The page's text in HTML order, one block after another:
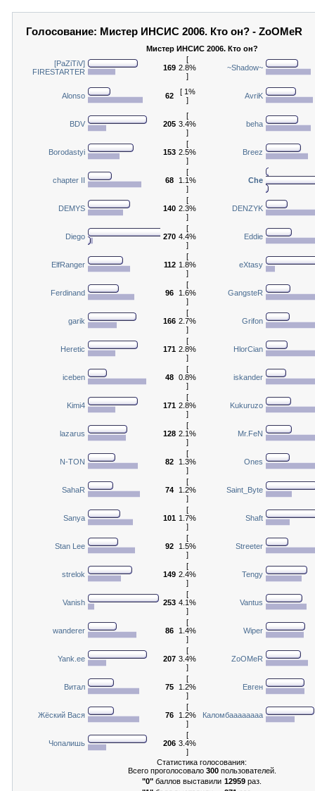
Голосование: Мистер ИНСИС 2006. Кто он? - ZoOMeR
Мистер ИНСИС 2006. Кто он?
[PaZiTiV]
FIRESTARTER
169
[
2.8%
]
~Shadow~
Alonso 62
[ 1%
]
AvriK
BDV 205
[
3.4%
]
beha
Borodastyi 153
[
2.5%
]
Breez
chapter II 68
[
1.1%
]
Che
DEMYS 140
[
2.3%
]
DENZYK
Diego 270
[
4.4%
]
Eddie
ElfRanger 112
[
1.8%
]
eXtasy
Ferdinand 96
[
1.6%
]
GangsteR
garik 166
[
2.7%
]
Grifon
Heretic 171
[
2.8%
]
HlorCian
iceben 48
[
0.8%
]
iskander
Kimi4 171
[
2.8%
]
Kukuruzo
lazarus 128
[
2.1%
]
Mr.FeN
N-TON 82
[
1.3%
]
Ones
SahaR 74
[
1.2%
]
Saint_Byte
Sanya 101
[
1.7%
]
Shaft
Stan Lee 92
[
1.5%
]
Streeter
strelok 149
[
2.4%
]
Tengy
Vanish 253
[
4.1%
]
Vantus
wanderer 86
[
1.4%
]
Wiper
Yank.ee 207
[
3.4%
]
ZoOMeR
Витал 75
[
1.2%
]
Евген
Жёский Вася 76
[
1.2%
]
Каломбаааааааа
Чопалишь 206
[
3.4%
]
Статистика голосования:
Всего проголосовало 300пользователей.
"0" баллов выставили 12959 раз.